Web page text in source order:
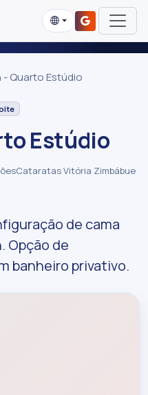
- Quarto Estúdio
Estúdio
Cataratas Vitória Zimbábue
de cama
Opção de
banheiro privativo.